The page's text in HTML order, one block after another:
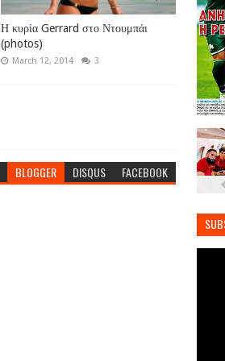
Η κυρία Gerrard στο Ντουμπάι
(photos)
March 12, 2014 3
BLOGGER DISQUS FACEBOOK